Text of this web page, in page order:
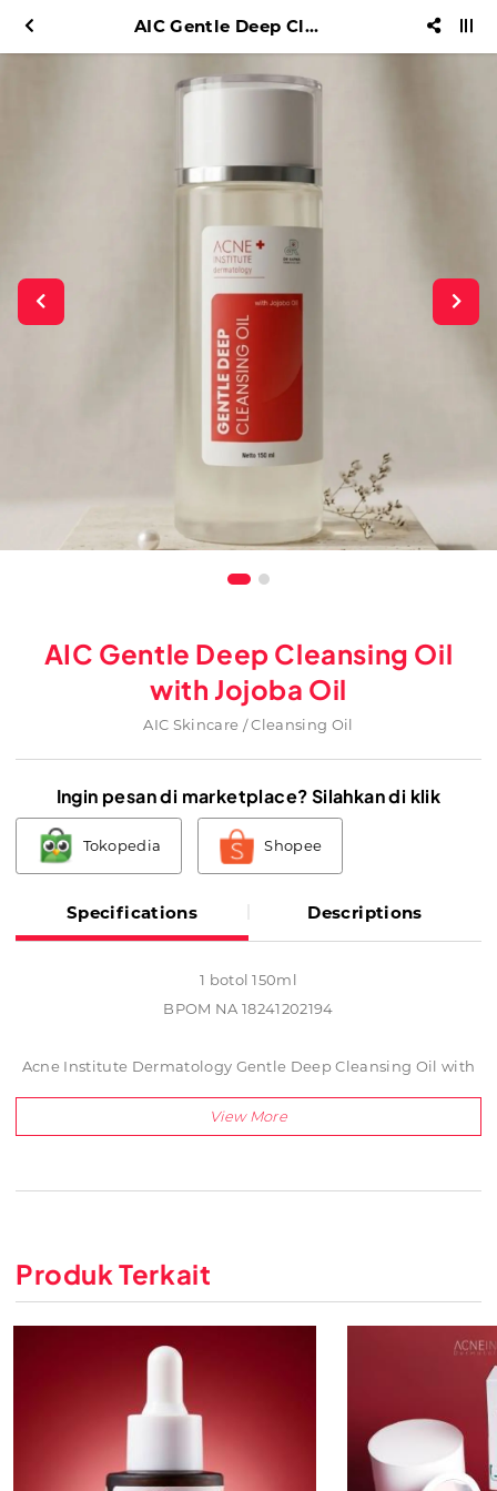
AIC Gentle Deep Cleansing Oil with Jojoba Oil
AIC Gentle Deep Cleansing Oil
with Jojoba Oil
AIC Skincare / Cleansing Oil
Ingin pesan di marketplace? Silahkan di klik
Tokopedia Shopee
Specifications Descriptions
1 botol 150ml
BPOM NA 18241202194
Acne Institute Dermatology Gentle Deep Cleansing Oil with
Jojoba Oil adalah pembersih make up maupun sunscreen
harian tanpa perlu menggunakan kapas, sehingga skin
Produk Terkait